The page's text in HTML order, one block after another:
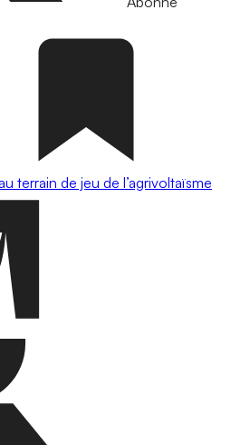
terrain de jeu de l’agrivoltaïsme